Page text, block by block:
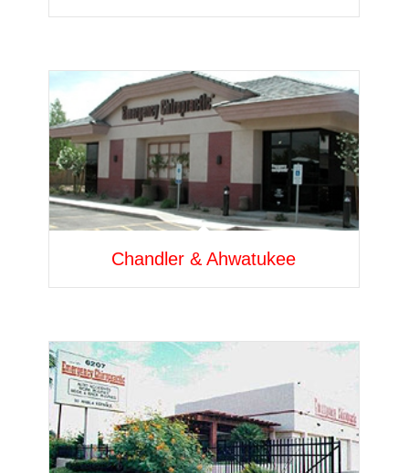
Chandler & Ahwatukee